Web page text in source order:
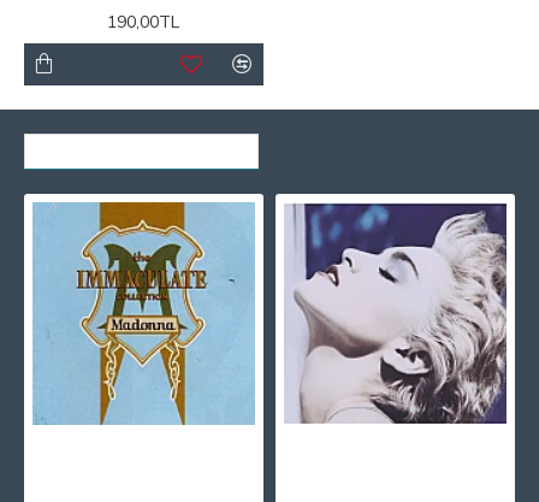
190,00TL